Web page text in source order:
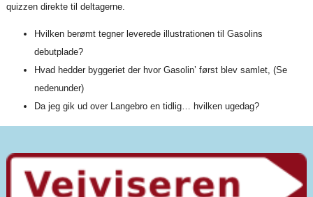
quizzen direkte til deltagerne.
Hvilken berømt tegner leverede illustrationen til Gasolins
debutplade?
Hvad hedder byggeriet der hvor Gasolin’ først blev samlet, (Se
nedenunder)
Da jeg gik ud over Langebro en tidlig… hvilken ugedag?